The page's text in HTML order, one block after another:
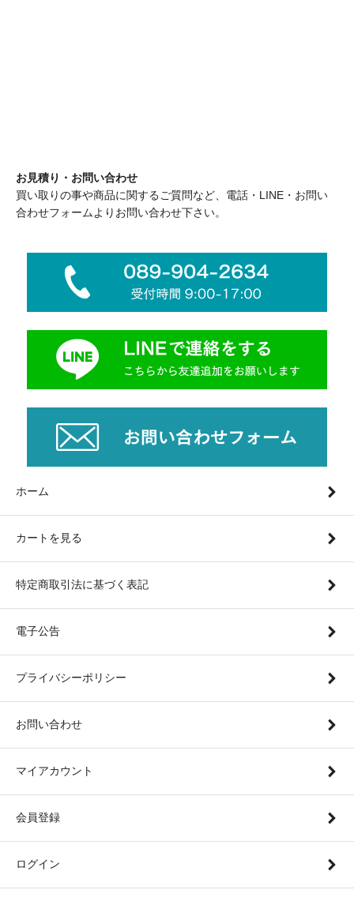
お見積り・お問い合わせ
買い取りの事や商品に関するご質問など、電話・LINE・お問い
合わせフォームよりお問い合わせ下さい。
ホーム
カートを見る
特定商取引法に基づく表記
電子公告
プライバシーポリシー
お問い合わせ
マイアカウント
会員登録
ログイン